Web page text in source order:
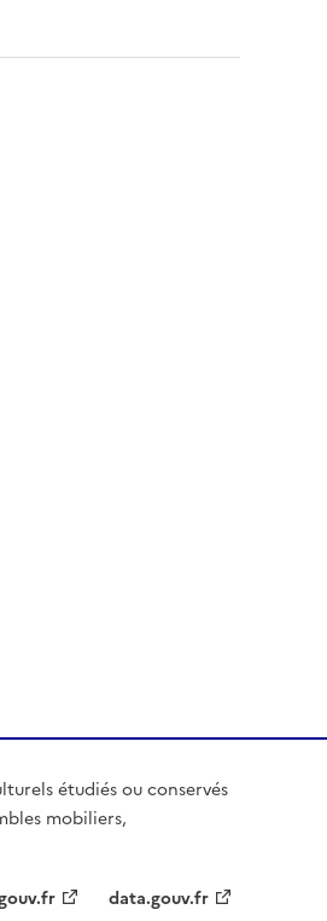
étudiés ou conservés
mobiliers,
data.gouv.fr